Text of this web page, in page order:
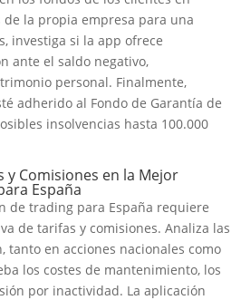
la propia empresa para una
investiga si la app ofrece
ante el saldo negativo,
personal. Finalmente,
adherido al Fondo de Garantía de
insolvencias hasta 100.000
y Comisiones en la Mejor
España
de trading para España requiere
de tarifas y comisiones. Analiza las
tanto en acciones nacionales como
los costes de mantenimiento, los
por inactividad. La aplicación